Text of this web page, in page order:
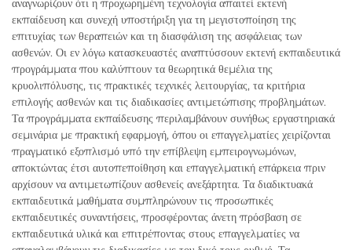
αναγνωρίζουν ότι η προχωρημένη τεχνολογία απαιτεί εκτενή
εκπαίδευση και συνεχή υποστήριξη για τη μεγιστοποίηση της
επιτυχίας των θεραπειών και τη διασφάλιση της ασφάλειας των
ασθενών. Οι εν λόγω κατασκευαστές αναπτύσσουν εκτενή εκπαιδευτικά
προγράμματα που καλύπτουν τα θεωρητικά θεμέλια της
κρυολιπόλυσης, τις πρακτικές τεχνικές λειτουργίας, τα κριτήρια
επιλογής ασθενών και τις διαδικασίες αντιμετώπισης προβλημάτων.
Τα προγράμματα εκπαίδευσης περιλαμβάνουν συνήθως εργαστηριακά
σεμινάρια με πρακτική εφαρμογή, όπου οι επαγγελματίες χειρίζονται
πραγματικό εξοπλισμό υπό την επίβλεψη εμπειρογνωμόνων,
αποκτώντας έτσι αυτοπεποίθηση και επαγγελματική επάρκεια πριν
αρχίσουν να αντιμετωπίζουν ασθενείς ανεξάρτητα. Τα διαδικτυακά
εκπαιδευτικά μαθήματα συμπληρώνουν τις προσωπικές
εκπαιδευτικές συναντήσεις, προσφέροντας άνετη πρόσβαση σε
εκπαιδευτικά υλικά και επιτρέποντας στους επαγγελματίες να